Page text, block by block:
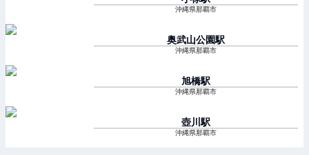
沖縄県那覇市
奥武山公園駅
沖縄県那覇市
旭橋駅
沖縄県那覇市
壺川 駅
沖縄県那覇市